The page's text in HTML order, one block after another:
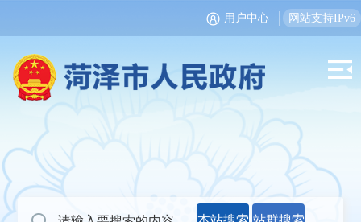
用户中心 网站支持IPv6